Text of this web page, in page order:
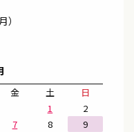
）
金 土
日
1
2
7 8
9